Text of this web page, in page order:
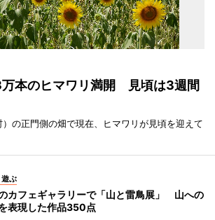
万本のヒマワリ満開 見頃は3週間
の正門側の畑で現在、ヒマワリが見頃を迎えて
遊ぶ
カフェギャラリーで「山と雷鳥展」 山への
表現した作品350点